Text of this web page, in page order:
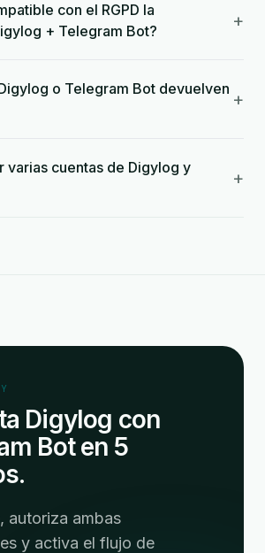
con el RGPD la
+ Telegram Bot?
+
o Telegram Bot devuelven +
varias cuentas de Digylog y
+
Digylog con
Bot en 5
autoriza ambas
y activa el flujo de